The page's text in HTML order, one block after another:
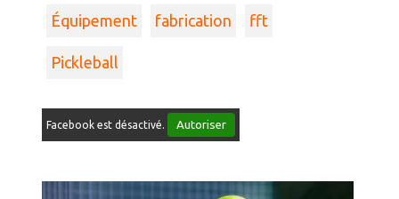
Équipement fabrication fft
Pickleball
Facebook est désactivé. Autoriser